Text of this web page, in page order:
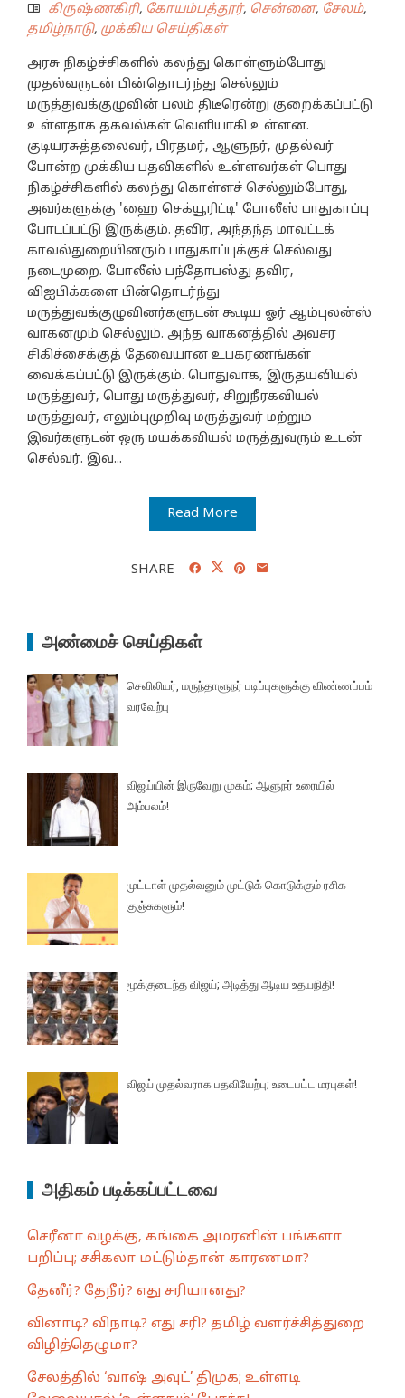
கிருஷ்ணகிரி, கோயம்பத்தூர், சென்னை, சேலம்,
தமிழ்நாடு, முக்கிய செய்திகள்
அரசு நிகழ்ச்சிகளில் கலந்து கொள்ளும்போது
முதல்வருடன் பின்தொடர்ந்து செல்லும்
மருத்துவக்குழுவின் பலம் திடீரென்று குறைக்கப்பட்டு
உள்ளதாக தகவல்கள் வெளியாகி உள்ளன.
குடியரசுத்தலைவர், பிரதமர், ஆளுநர், முதல்வர்
போன்ற முக்கிய பதவிகளில் உள்ளவர்கள் பொது
நிகழ்ச்சிகளில் கலந்து கொள்ளச் செல்லும்போது,
அவர்களுக்கு 'ஹை செக்யூரிட்டி' போலீஸ் பாதுகாப்பு
போடப்பட்டு இருக்கும். தவிர, அந்தந்த மாவட்டக்
காவல்துறையினரும் பாதுகாப்புக்குச் செல்வது
நடைமுறை. போலீஸ் பந்தோபஸ்து தவிர,
விஐபிக்களை பின்தொடர்ந்து
மருத்துவக்குழுவினர்களுடன் கூடிய ஓர் ஆம்புலன்ஸ்
வாகனமும் செல்லும். அந்த வாகனத்தில் அவசர
சிகிச்சைக்குத் தேவையான உபகரணங்கள்
வைக்கப்பட்டு இருக்கும். பொதுவாக, இருதயவியல்
மருத்துவர், பொது மருத்துவர், சிறுநீரகவியல்
மருத்துவர், எலும்புமுறிவு மருத்துவர் மற்றும்
இவர்களுடன் ஒரு மயக்கவியல் மருத்துவரும் உடன்
செல்வர். இவ...
Read More
SHARE
அண்மைச் செய்திகள்
செவிலியர், மருந்தாளுநர் படிப்புகளுக்கு விண்ணப்பம்
வரவேற்பு
விஜய்யின் இருவேறு முகம்; ஆளுநர் உரையில்
அம்பலம்!
முட்டாள் முதல்வனும் முட்டுக் கொடுக்கும் ரசிக
குஞ்சுகளும்!
மூக்குடைந்த விஜய்; அடித்து ஆடிய உதயநிதி!
விஜய் முதல்வராக பதவியேற்பு; உடைபட்ட மரபுகள்!
அதிகம் படிக்கப்பட்டவை
செரீனா வழக்கு, கங்கை அமரனின் பங்களா
பறிப்பு; சசிகலா மட்டும்தான் காரணமா?
தேனீர்? தேநீர்? எது சரியானது?
வினாடி? விநாடி? எது சரி? தமிழ் வளர்ச்சித்துறை
விழித்தெழுமா?
சேலத்தில் ‘வாஷ் அவுட்’ திமுக; உள்ளடி